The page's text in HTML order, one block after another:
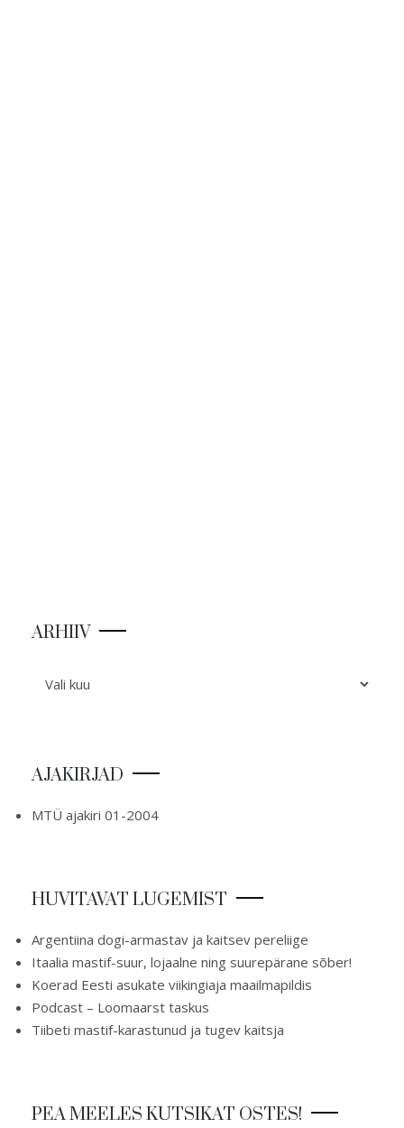
ARHIIV
AJAKIRJAD
MTÜ ajakiri 01-2004
HUVITAVAT LUGEMIST
Argentiina dogi-armastav ja kaitsev pereliige
Itaalia mastif-suur, lojaalne ning suurepärane sõber!
Koerad Eesti asukate viikingiaja maailmapildis
Podcast – Loomaarst taskus
Tiibeti mastif-karastunud ja tugev kaitsja
PEA MEELES KUTSIKAT OSTES!